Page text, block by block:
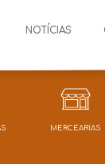
NOTÍCIAS
MERCEARIAS